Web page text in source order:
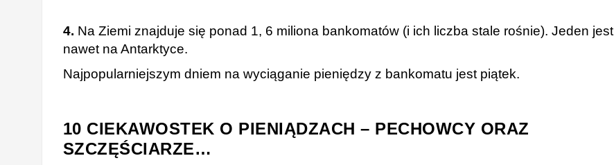
4. Na Ziemi znajduje się ponad 1, 6 miliona bankomatów (i ich liczba stale rośnie). Jeden jest
nawet na Antarktyce.
Najpopularniejszym dniem na wyciąganie pieniędzy z bankomatu jest piątek.
10 CIEKAWOSTEK O PIENIĄDZACH – PECHOWCY ORAZ
SZCZĘŚCIARZE…